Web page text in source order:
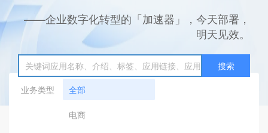
——企业数字化转型的「加速器」，今天部署，
明天见效。
搜索
业务类型
全部
电商